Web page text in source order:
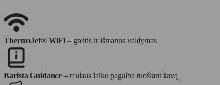
ThermoJet® WiFi – greitis ir išmanus valdymas
Barista Guidance – realaus laiko pagalba ruošiant kavą